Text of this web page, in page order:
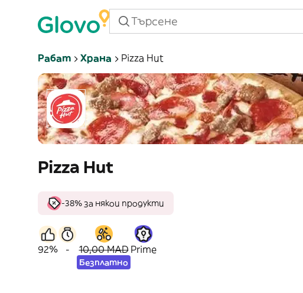
Рабат Храна Pizza Hut
Pizza Hut
-38% за някои продукти
92% - 10,00 MAD
Безплатно
Prime